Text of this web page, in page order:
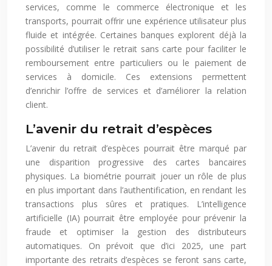
services, comme le commerce électronique et les
transports, pourrait offrir une expérience utilisateur plus
fluide et intégrée. Certaines banques explorent déjà la
possibilité d’utiliser le retrait sans carte pour faciliter le
remboursement entre particuliers ou le paiement de
services à domicile. Ces extensions permettent
d’enrichir l’offre de services et d’améliorer la relation
client.
L’avenir du retrait d’espèces
L’avenir du retrait d’espèces pourrait être marqué par
une disparition progressive des cartes bancaires
physiques. La biométrie pourrait jouer un rôle de plus
en plus important dans l’authentification, en rendant les
transactions plus sûres et pratiques. L’intelligence
artificielle (IA) pourrait être employée pour prévenir la
fraude et optimiser la gestion des distributeurs
automatiques. On prévoit que d’ici 2025, une part
importante des retraits d’espèces se feront sans carte,